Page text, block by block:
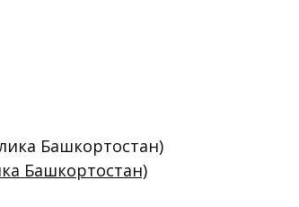
Башкортостан)
Башкортостан)